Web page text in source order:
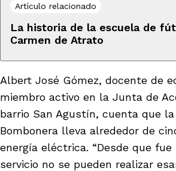
Artículo relacionado
La historia de la escuela de
Carmen de Atrato
Albert José Gómez, docente de
miembro activo en la Junta de
barrio San Agustín, cuenta que
Bombonera lleva alrededor de
energía eléctrica. “Desde que
servicio no se pueden realizar
Ana